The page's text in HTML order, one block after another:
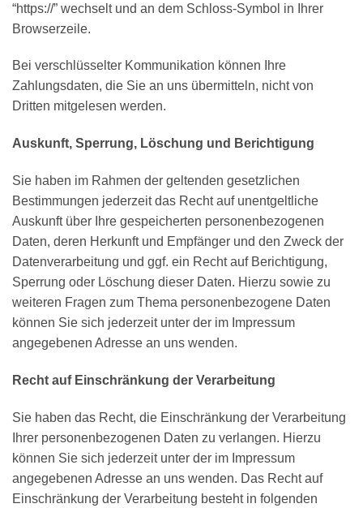
“https://” wechselt und an dem Schloss-Symbol in Ihrer
Browserzeile.
Bei verschlüsselter Kommunikation können Ihre
Zahlungsdaten, die Sie an uns übermitteln, nicht von
Dritten mitgelesen werden.
Auskunft, Sperrung, Löschung und Berichtigung
Sie haben im Rahmen der geltenden gesetzlichen
Bestimmungen jederzeit das Recht auf unentgeltliche
Auskunft über Ihre gespeicherten personenbezogenen
Daten, deren Herkunft und Empfänger und den Zweck der
Datenverarbeitung und ggf. ein Recht auf Berichtigung,
Sperrung oder Löschung dieser Daten. Hierzu sowie zu
weiteren Fragen zum Thema personenbezogene Daten
können Sie sich jederzeit unter der im Impressum
angegebenen Adresse an uns wenden.
Recht auf Einschränkung der Verarbeitung
Sie haben das Recht, die Einschränkung der Verarbeitung
Ihrer personenbezogenen Daten zu verlangen. Hierzu
können Sie sich jederzeit unter der im Impressum
angegebenen Adresse an uns wenden. Das Recht auf
Einschränkung der Verarbeitung besteht in folgenden